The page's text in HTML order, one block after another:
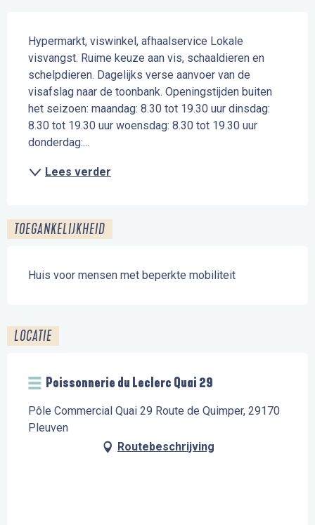
Hypermarkt, viswinkel, afhaalservice Lokale
visvangst. Ruime keuze aan vis, schaaldieren en
schelpdieren. Dagelijks verse aanvoer van de
visafslag naar de toonbank. Openingstijden buiten
het seizoen: maandag: 8.30 tot 19.30 uur dinsdag:
8.30 tot 19.30 uur woensdag: 8.30 tot 19.30 uur
donderdag:...
Lees verder
TOEGANKELIJKHEID
Huis voor mensen met beperkte mobiliteit
LOCATIE
Poissonnerie du Leclerc Quai 29
Pôle Commercial Quai 29 Route de Quimper, 29170
Pleuven
Routebeschrijving